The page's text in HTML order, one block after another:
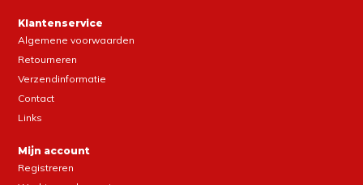
Klantenservice
Algemene voorwaarden
Retourneren
Verzendinformatie
Contact
Links
Mijn account
Registreren